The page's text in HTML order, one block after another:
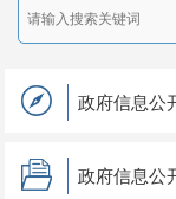
政府信息公
政府信息公